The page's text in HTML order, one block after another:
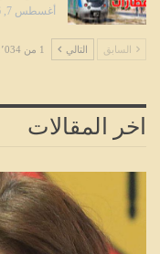
أغسطس 7, 2026
السابق التالي 1 من 12٬034
اخر المقالات